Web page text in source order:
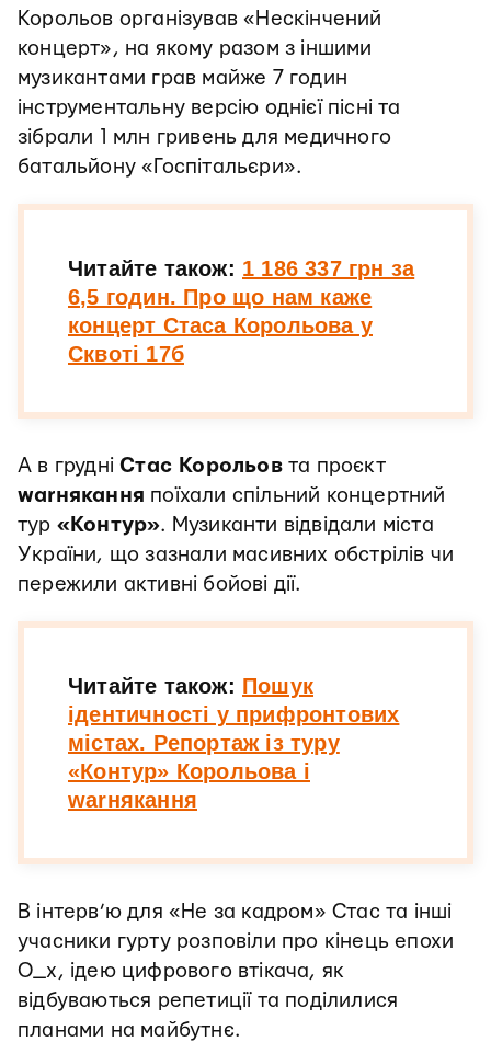
Корольов організував «Нескінчений
концерт», на якому разом з іншими
музикантами грав майже 7 годин
інструментальну версію однієї пісні та
зібрали 1 млн гривень для медичного
батальйону «Госпітальєри».
Читайте також: 1 186 337 грн за
6,5 годин. Про що нам каже
концерт Стаса Корольова у
Сквоті 17б
А в грудніСтас Корольовта проєкт
warнякання поїхали спільний концертний
тур «Контур». Музиканти відвідали міста
України, що зазнали масивних обстрілів чи
пережили активні бойові дії.
Читайте також: Пошук
ідентичності у прифронтових
містах. Репортаж із туру
«Контур» Корольова і
warнякання
В інтерв’ю для «Не за кадром» Стас та інші
учасники гурту розповіли про кінець епохи
О_х, ідею цифрового втікача, як
відбуваються репетиції та поділилися
планами на майбутнє.